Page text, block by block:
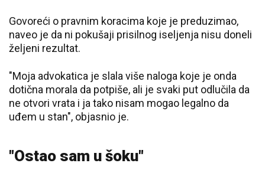
Govoreći o pravnim koracima koje je preduzimao,
naveo je da ni pokušaji prisilnog iseljenja nisu doneli
željeni rezultat.
"Moja advokatica je slala više naloga koje je onda
dotična morala da potpiše, ali je svaki put odlučila da
ne otvori vrata i ja tako nisam mogao legalno da
uđem u stan", objasnio je.
"Ostao sam u šoku"